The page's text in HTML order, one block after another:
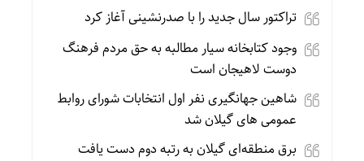
تراکتور سال جدید را با صدرنشینی آغاز کرد
وجود کتابخانه سیار مطالبه به حق مردم فرهنگ
دوست لاهیجان است
شاهین جهانگیری نفر اول انتخابات شورای روابط
عمومی های گیلان شد‌
برق منطقه‌ای گیلان به رتبه دوم دست یافت